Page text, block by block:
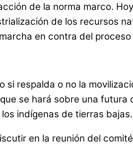
de la norma marco.
de los recursos
en contra del
si respalda o no la
se hará sobre una futura
indígenas de tierras bajas.
en la reunión del